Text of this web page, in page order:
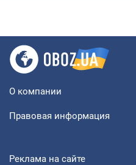
О компании
Правовая информация
Реклама на сайте